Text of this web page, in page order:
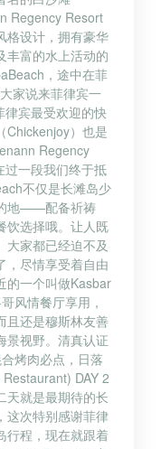
Regency Resort
格设计，拥有豪华
丰富的水上活动的
，途中在菲
家说来菲律宾一
律宾最受欢迎的快
Chickenjoy）也是
Regency
一段我们终于抵
不仅是长滩岛少
地——配备祈祷
饮选择哦。让人既
大家都已经迫不及
，尽情享受着自由
的一个叫做Kasbar
风情餐厅享用，
且还是穆斯林友善
景视野。清真认证
烤肉必点，日落
DAY 2
天就是最期待的长
这次特别感谢菲律
行程，现在就跟着